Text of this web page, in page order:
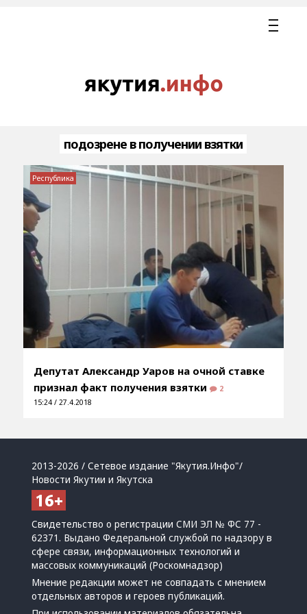
подозрене в получении взятки
Депутат Александр Уаров на очной ставке
признал факт получения взятки
2
15:24 / 27.4.2018
Республика
2013-2026 / Сетевое издание "Якутия.Инфо"/
Новости Якутии и Якутска
Свидетельство о регистрации СМИ ЭЛ № ФС 77 -
62371. Выдано Федеральной службой по надзору в
сфере связи, информационных технологий и
массовых коммуникаций (Роскомнадзор)
Мнение редакции может не совпадать с мнением
отдельных авторов и героев публикаций.